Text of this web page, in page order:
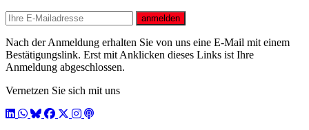
E-mail
anmelden
Nach der Anmeldung erhalten Sie von uns eine E-Mail mit einem
Bestätigungslink. Erst mit Anklicken dieses Links ist Ihre
Anmeldung abgeschlossen.
Vernetzen Sie sich mit uns
LinkedIn
WhatsApp
BlueSky
Facebook
X / Twitter
Instagram
Podcast